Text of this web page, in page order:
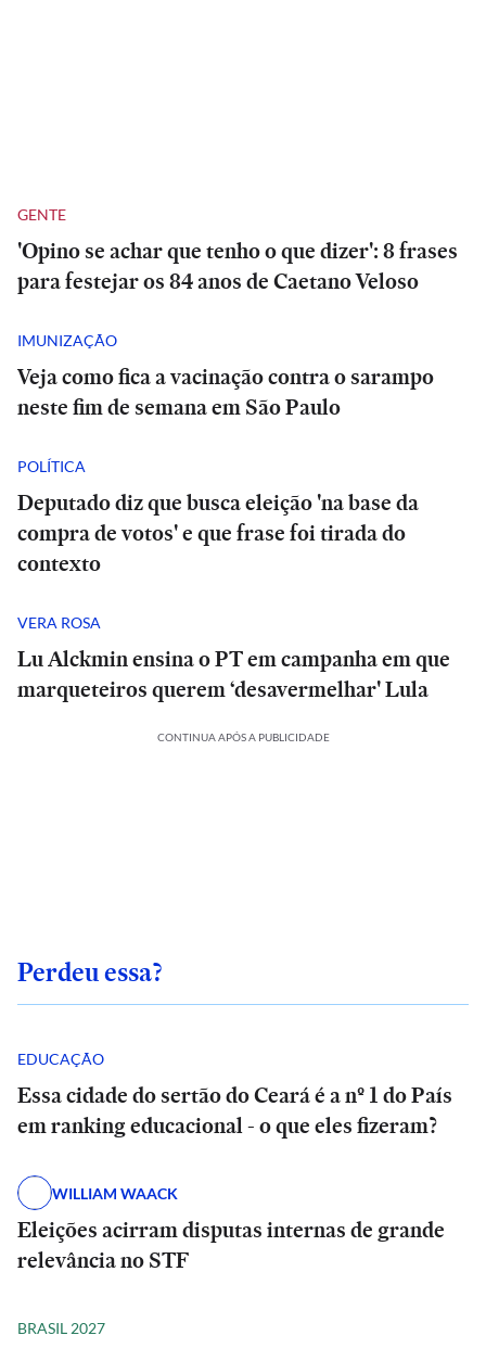
GENTE
'Opino se achar que tenho o que dizer': 8 frases
para festejar os 84 anos de Caetano Veloso
IMUNIZAÇÃO
Veja como fica a vacinação contra o sarampo
neste fim de semana em São Paulo
POLÍTICA
Deputado diz que busca eleição 'na base da
compra de votos' e que frase foi tirada do
contexto
VERA ROSA
Lu Alckmin ensina o PT em campanha em que
marqueteiros querem ‘desavermelhar' Lula
CONTINUA APÓS A PUBLICIDADE
Perdeu essa?
EDUCAÇÃO
Essa cidade do sertão do Ceará é a nº 1 do País
em ranking educacional - o que eles fizeram?
WILLIAM WAACK
Eleições acirram disputas internas de grande
relevância no STF
BRASIL 2027